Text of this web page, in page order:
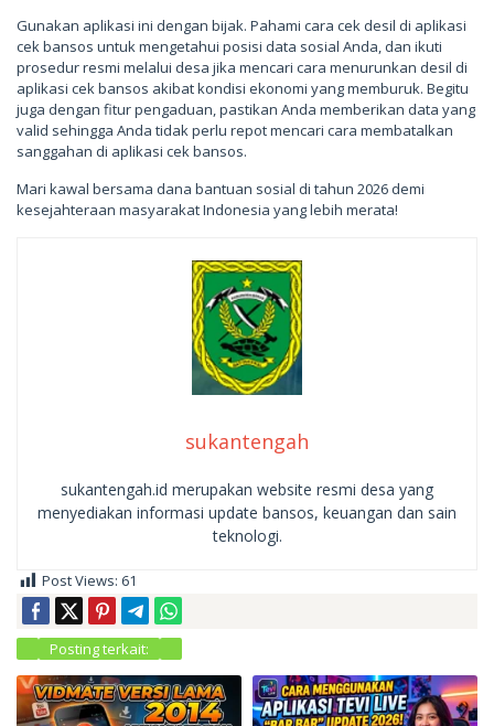
Gunakan aplikasi ini dengan bijak. Pahami cara cek desil di aplikasi
cek bansos untuk mengetahui posisi data sosial Anda, dan ikuti
prosedur resmi melalui desa jika mencari cara menurunkan desil di
aplikasi cek bansos akibat kondisi ekonomi yang memburuk. Begitu
juga dengan fitur pengaduan, pastikan Anda memberikan data yang
valid sehingga Anda tidak perlu repot mencari cara membatalkan
sanggahan di aplikasi cek bansos.
Mari kawal bersama dana bantuan sosial di tahun 2026 demi
kesejahteraan masyarakat Indonesia yang lebih merata!
sukantengah
sukantengah.id merupakan website resmi desa yang
menyediakan informasi update bansos, keuangan dan sain
teknologi.
Post Views: 61
Posting terkait: